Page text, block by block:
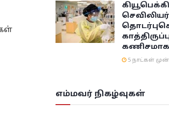
கணிசமாக
5 நாட்கள்
எம்மவர் நிகழ்வுகள்